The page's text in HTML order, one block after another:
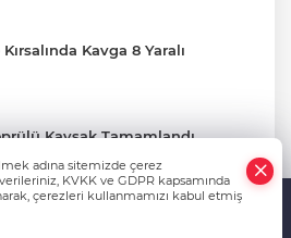
Kavga 8 Yaralı
Kavşak Tamamlandı
adına sitemizde çerez
KVKK ve GDPR kapsamında
çerezleri kullanmamızı kabul etmiş